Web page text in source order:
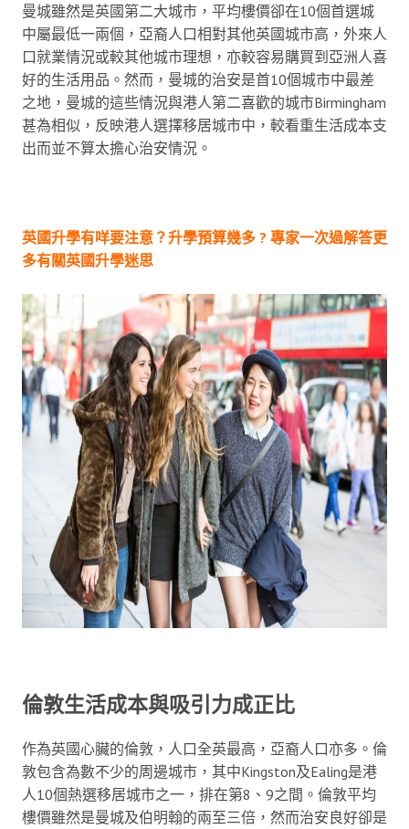
曼城雖然是英國第二大城市，平均樓價卻在10個首選城
中屬最低一兩個，亞裔人口相對其他英國城市高，外來人
口就業情況或較其他城市理想，亦較容易購買到亞洲人喜
好的生活用品。然而，曼城的治安是首10個城市中最差
之地，曼城的這些情況與港人第二喜歡的城市Birmingham
甚為相似，反映港人選擇移居城市中，較看重生活成本支
出而並不算太擔心治安情況。
英國升學有咩要注意？升學預算幾多 ? 專家一次過解答更
多有關英國升學迷思
倫敦生活成本與吸引力成正比
作為英國心臟的倫敦，人口全英最高，亞裔人口亦多。倫
敦包含為數不少的周邊城市，其中Kingston及Ealing是港
人10個熱選移居城市之一，排在第8、9之間。倫敦平均
樓價雖然是曼城及伯明翰的兩至三倍，然而治安良好卻是